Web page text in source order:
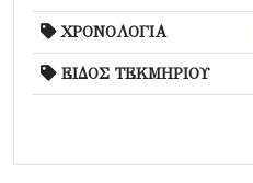
ΧΡΟΝΟΛΟΓΙΑ
ΕΙΔΟΣ ΤΕΚΜΗΡΙΟΥ